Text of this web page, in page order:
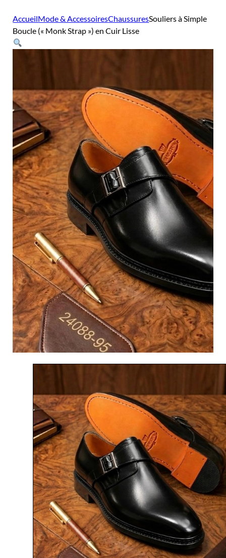
AccueilMode & AccessoiresChaussuresSouliers à Simple
Boucle (« Monk Strap ») en Cuir Lisse